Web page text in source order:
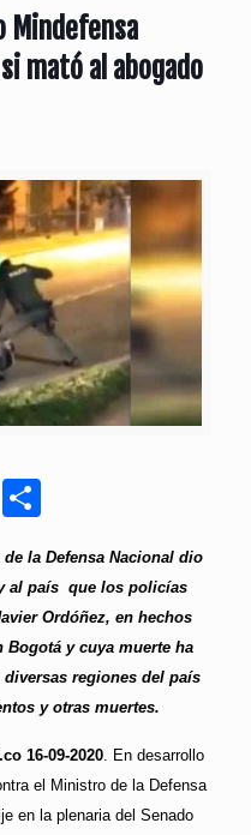
Mindefensa
mató al abogado
Messenger
la Defensa Nacional dio
al país que los policías
Ordóñez, en hechos
Bogotá y cuya muerte ha
regiones del país
y otras muertes.
16-09-2020. En desarrollo
el Ministro de la Defensa
en la plenaria del Senado